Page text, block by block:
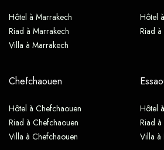
Hôtel à Marrakech
Riad à Marrakech
Villa à Marrakech
Hôtel
Riad à
Chefchaouen
Hôtel à Chefchaouen
Riad à Chefchaouen
Villa à Chefchaouen
Hôtel
Riad à
Villa à